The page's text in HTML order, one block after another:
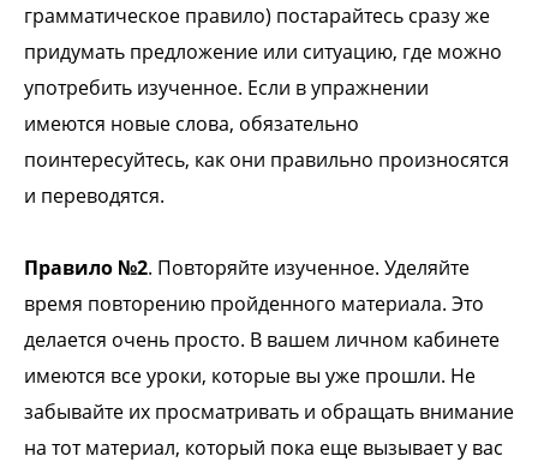
грамматическое правило) постарайтесь сразу же
придумать предложение или ситуацию, где можно
употребить изученное. Если в упражнении
имеются новые слова, обязательно
поинтересуйтесь, как они правильно произносятся
и переводятся.
Правило №2. Повторяйте изученное. Уделяйте
время повторению пройденного материала. Это
делается очень просто. В вашем личном кабинете
имеются все уроки, которые вы уже прошли. Не
забывайте их просматривать и обращать внимание
на тот материал, который пока еще вызывает у вас